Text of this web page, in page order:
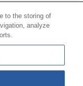
Comisión de
Proveedor
| Aviso legal
to the storing of
analyze